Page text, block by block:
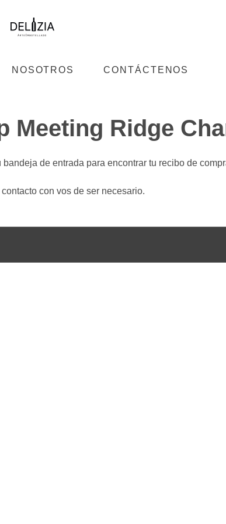
NOSOTROS CONTÁCTENOS
Meeting Ridge
de entrada para encontrar tu recibo de
con vos de ser necesario.